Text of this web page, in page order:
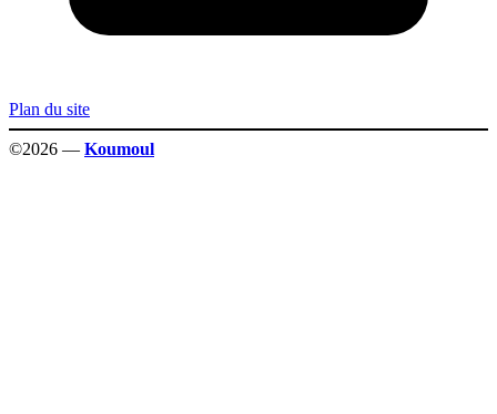
Plan du site
©2026 — Koumoul